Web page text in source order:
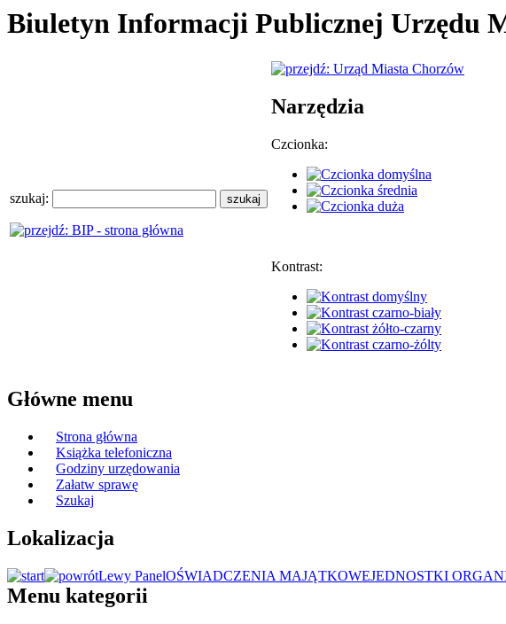
Biuletyn Informacji Publicznej Urzędu
szukaj:
Narzędzia
Czcionka:
Kontrast:
Główne menu
Strona główna
Książka telefoniczna
Godziny urzędowania
Załatw sprawę
Szukaj
Lokalizacja
Lewy PanelOŚWIADCZENIA MAJĄTKOWEJEDNOSTKI
Menu kategorii